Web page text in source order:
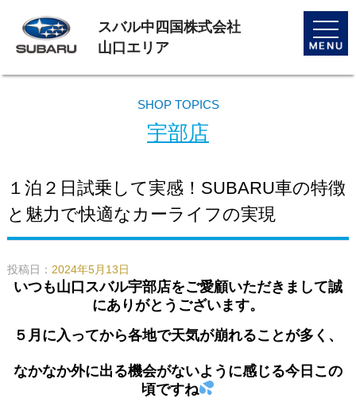
toggle
スバル中四国株式会社
山口エリア
SHOP TOPICS
宇部店
１泊２日試乗して実感！SUBARU車の特徴
と魅力で快適なカーライフの実現
投稿日： 2024年5月13日
いつも山口スバル宇部店をご愛顧いただきまして誠
にありがとうございます。
５月に入ってから各地で天気が崩れることが多く、
なかなか外に出る機会がないように感じる今日この
頃ですね